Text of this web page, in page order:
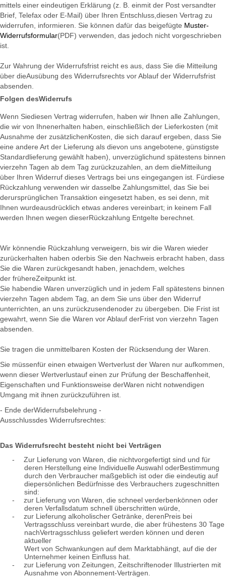
mittels einer eindeutigen Erklärung (z. B. einmit der Post versandter
Brief, Telefax oder E-Mail) über Ihren Entschluss,diesen Vertrag zu
widerrufen, informieren. Sie können dafür das beigefügte Muster-
Widerrufsformular(PDF) verwenden, das jedoch nicht vorgeschrieben
ist.
Zur Wahrung der Widerrufsfrist reicht es aus, dass Sie die Mitteilung
über dieAusübung des Widerrufsrechts vor Ablauf der Widerrufsfrist
absenden.
Folgen desWiderrufs
Wenn Siediesen Vertrag widerrufen, haben wir Ihnen alle Zahlungen,
die wir von Ihnenerhalten haben, einschließlich der Lieferkosten (mit
Ausnahme der zusätzlichenKosten, die sich darauf ergeben, dass Sie
eine andere Art der Lieferung als dievon uns angebotene, günstigste
Standardlieferung gewählt haben), unverzüglichund spätestens binnen
vierzehn Tagen ab dem Tag zurückzuzahlen, an dem dieMitteilung
über Ihren Widerruf dieses Vertrags bei uns eingegangen ist. Fürdiese
Rückzahlung verwenden wir dasselbe Zahlungsmittel, das Sie bei
derursprünglichen Transaktion eingesetzt haben, es sei denn, mit
Ihnen wurdeausdrücklich etwas anderes vereinbart; in keinem Fall
werden Ihnen wegen dieserRückzahlung Entgelte berechnet.
Wir könnendie Rückzahlung verweigern, bis wir die Waren wieder
zurückerhalten haben oderbis Sie den Nachweis erbracht haben, dass
Sie die Waren zurückgesandt haben, jenachdem, welches
der frühereZeitpunkt ist.
Sie habendie Waren unverzüglich und in jedem Fall spätestens binnen
vierzehn Tagen abdem Tag, an dem Sie uns über den Widerruf
unterrichten, an uns zurückzusendenoder zu übergeben. Die Frist ist
gewahrt, wenn Sie die Waren vor Ablauf derFrist von vierzehn Tagen
absenden.
Sie tragen die unmittelbaren Kosten der Rücksendung der Waren.
Sie müssenfür einen etwaigen Wertverlust der Waren nur aufkommen,
wenn dieser Wertverlustauf einen zur Prüfung der Beschaffenheit,
Eigenschaften und Funktionsweise derWaren nicht notwendigen
Umgang mit ihnen zurückzuführen ist.
- Ende derWiderrufsbelehrung -
Ausschlussdes Widerrufsrechtes:
Das Widerrufsrecht besteht nicht bei Verträgen
-
Zur Lieferung von Waren, die nichtvorgefertigt sind und für
deren Herstellung eine Individuelle Auswahl oderBestimmung
durch den Verbraucher maßgeblich ist oder die eindeutig auf
diepersönlichen Bedürfnisse des Verbrauchers zugeschnitten
sind:
-
zur Lieferung von Waren, die schneel verderbenkönnen oder
deren Verfallsdatum schnell überschritten würde,
-
zur Lieferung alkoholischer Getränke, derenPreis bei
Vertragsschluss vereinbart wurde, die aber frühestens 30 Tage
nachVertragsschluss geliefert werden können und deren
aktueller
Wert von Schwankungen auf dem Marktabhängt, auf die der
Unternehmer keinen Einfluss hat.
-
zur Lieferung von Zeitungen, Zeitschriftenoder Illustrierten mit
Ausnahme von Abonnement-Verträgen.